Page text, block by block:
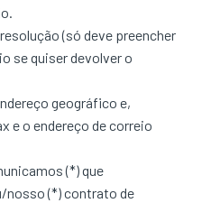
(só deve preencher
se quiser devolver o
geográfico e,
e o endereço de correio
(*) que
nosso (*) contrato de